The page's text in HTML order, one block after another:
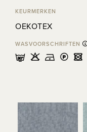
KEURMERKEN
OEKOTEX
WASVOORSCHRIFTEN
mHDLU